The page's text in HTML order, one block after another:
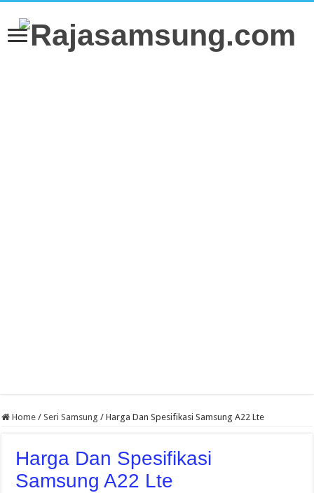
Home / Seri Samsung / Harga Dan Spesifikasi Samsung A22 Lte
Harga Dan Spesifikasi
Samsung A22 Lte